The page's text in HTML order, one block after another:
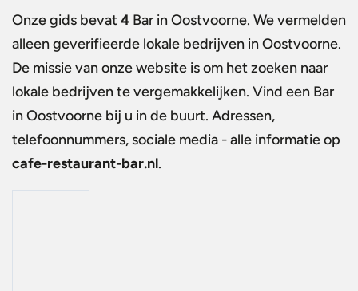
Onze gids bevat4 Bar in Oostvoorne. We vermelden
alleen geverifieerde lokale bedrijven in Oostvoorne.
De missie van onze website is om het zoeken naar
lokale bedrijven te vergemakkelijken. Vind een Bar
in Oostvoorne bij u in de buurt. Adressen,
telefoonnummers, sociale media - alle informatie op
cafe-restaurant-bar.nl.